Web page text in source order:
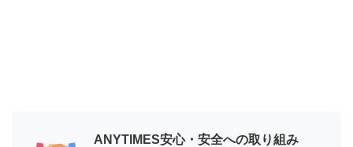
ANYTIMES安心・安全への取り組み